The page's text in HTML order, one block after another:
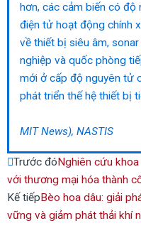
hơn, các cảm biến có độ
điện tử hoạt động chính
về thiết bị siêu âm,
nghiệp và quốc phòng
mới ở cấp độ nguyên tử
phát triển thế hệ thiết bị
Nguồn:
MIT News), NASTIS
Prev
Trước đóNghiên cứu
với thương mại hóa thành
Kế tiếpBèo hoa dâu: giải
vững và giảm phát thải khí